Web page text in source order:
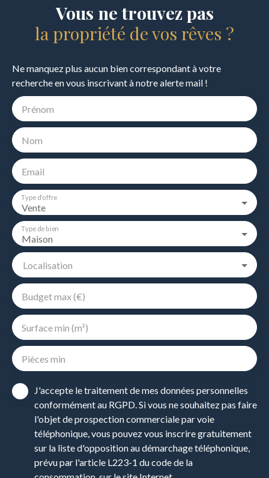
Vous ne trouvez pas
la propriété de vos rêves ?
Ne manquez plus aucun bien correspondant à votre
recherche en vous inscrivant à notre alerte mail !
Prénom
Nom
Email
Vente
Type d'offre
Maison
Type de bien
Localisation
Budget max (€)
Surface min (m²)
Pièces min
J'accepte le traitement de mes données personnelles
conformément au RGPD. Si vous ne souhaitez pas faire
l'objet de prospection commerciale par voie
téléphonique, vous pouvez vous inscrire gratuitement
sur la liste d'opposition au démarchage téléphonique,
prévu par l'article L223-1 du code de la